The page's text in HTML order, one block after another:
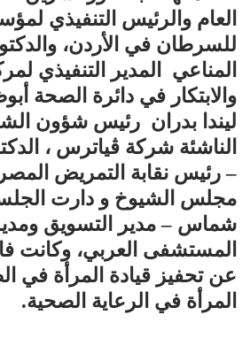
العام والرئيس التنفيذي
للسرطان في الأردن،
المناعي المدير التنفيذي
والابتكار في دائرة الصحة
ليندا بدران رئيس شؤون
الناشئة شركة ڤياترس ،
– رئيس نقابة التمريض
مجلس الشيوخ و دارت الجلسة
شماس – مدیر التسويق
المستشفى العربي، وكانت
عن تحفیز قیادة المرأة في
المرأة في الرعاية الصحية.